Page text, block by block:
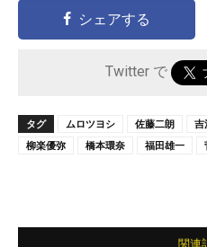
シェアする
Twitter で
タグ ムロツヨシ 佐藤二朗 吉
柳楽優弥
橋本環奈 福田雄一
関連